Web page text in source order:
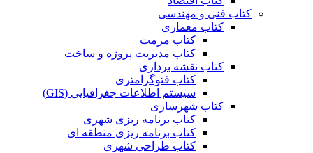
کتاب فنی و مهندسی
کتاب معماری
کتاب مرمت
کتاب مدیریت پروژه و ساخت
کتاب نقشه برداری
کتاب فتوگرامتری
سیستم اطلاعات جغرافیایی (GIS)
کتاب شهرسازی
کتاب برنامه ریزی شهری
کتاب برنامه ریزی منطقه ای
کتاب طراحی شهری